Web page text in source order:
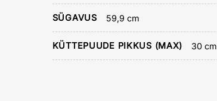
SÜGAVUS 59,9 cm
KÜTTEPUUDE PIKKUS (MAX) 30 cm